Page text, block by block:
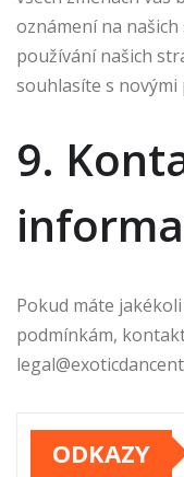
oznámení na
používání našich
souhlasíte s novými
9.
Pokud máte
podmínkám,
ODKAZY